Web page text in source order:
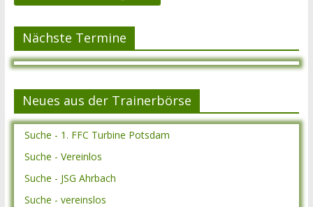
Nächste Termine
Neues aus der Trainerbörse
Suche - 1. FFC Turbine Potsdam
Suche - Vereinlos
Suche - JSG Ahrbach
Suche - vereinslos